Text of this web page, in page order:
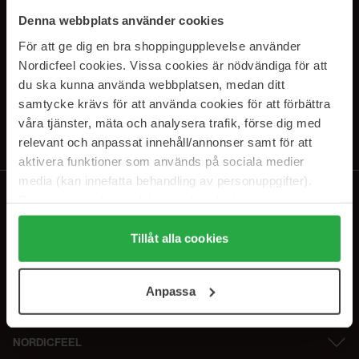
Denna webbplats använder cookies
För att ge dig en bra shoppingupplevelse använder
Nordicfeel cookies. Vissa cookies är nödvändiga för att
du ska kunna använda webbplatsen, medan ditt
samtycke krävs för att använda cookies för att förbättra
våra tjänster, mäta och analysera trafik, förse dig med
relevant och anpassat innehåll/annonser samt för att
aktivera funktioner som används på sociala medier
media (kan innefatta behandling av personuppgifter).
Genom att trycka på "Tillåt alla cookies" accepterar du
alla cookies, medan du under "Detaljer" kan anpassa
användningen av cookies. Du kan när som helst återkalla
samt vår Integritetspolicy.
Tillåt alla cookies
Anpassa
PRENUMERERA PÅ VÅRA
NYHETSBREV
E-postadress
Genom att prenumerera accepterar du vårIntegritetspolicy.
NORDICFEEL